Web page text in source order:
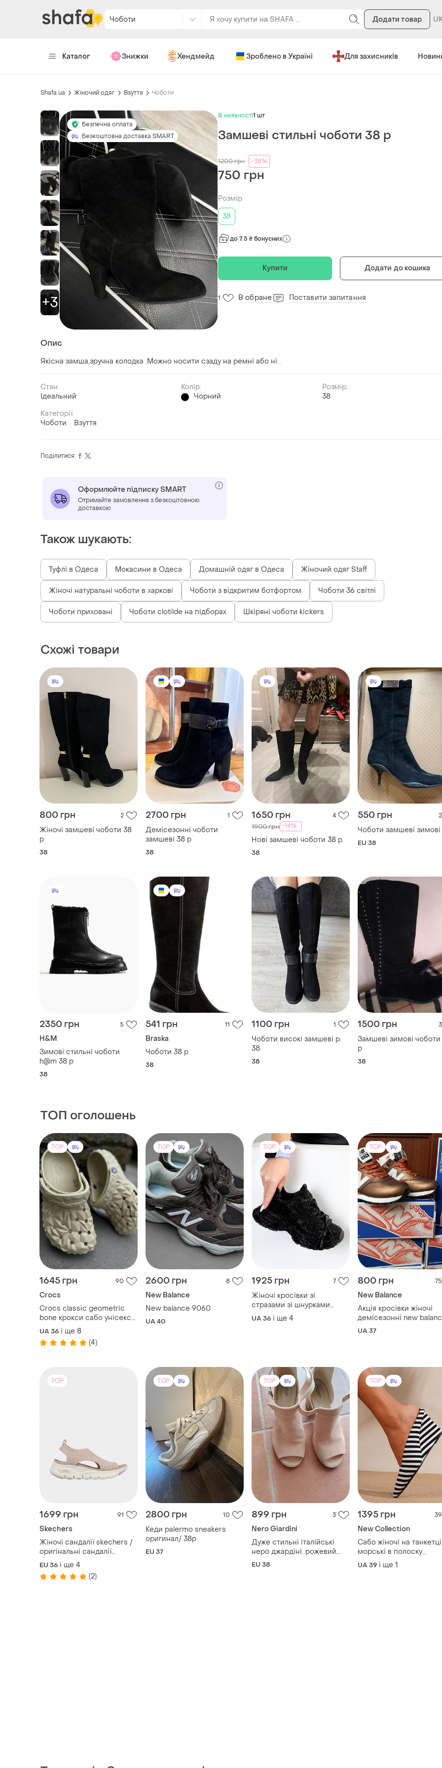
Чоботи Додати товар
Каталог Знижки Хендмейд Зроблено в Україні Для захисників
Shafa.ua Жіночий одяг Взуття Чоботи
+3
Безпечна оплата
Безкоштовна доставка SMART
В наявності1 шт
Замшеві стильні чоботи 38 р
1200грн -38%
750 грн
Розмір
38
до 7.5 ₴ бонусних
Купити Додати до кошика
1 В обране Поставити запитання
Опис
Якісна замша,зручна колодка .Можно носити сзаду на ремні або ні .
Стан:
Ідеальний
Колір:
Чорний
Розмір:
38
Категорії:
Чоботи
Взуття
Поділитися:
Оформлюйте підписку SMART
Отримайте замовлення з безкоштовною
доставкою
Також шукають:
Туфлі в Одеса Мокасини в Одеса Домашній одяг в Одеса Жіночий одяг Staff
Жіночі натуральні чоботи в харкові Чоботи з відкритим ботфортом Чоботи 36 світлі
Чоботи приховані Чоботи clotilde на підборах Шкіряні чоботи kickers
Схожі товари
800 грн 2
Жіночі замшеві чоботи 38
р
38
2700 грн 1
Демісезонні чоботи
замшеві 38 р
38
1650 грн 4
1900 грн -14%
Нові замшеві чоботи 38 р.
38
550 грн 2
Чоботи замшеві
EU 38
2350 грн 5
H&M
Зимові стильні чоботи
h@m 38 р
38
541 грн 11
Braska
Чоботи 38 р
38
1100 грн 1
Чоботи високі замшеві р.
38
38
1500 грн 3
Замшеві зимові
р
38
ТОП оголошень
TOP
1645 грн 90
Crocs
Crocs classic geometric
bone крокси сабо унісекс
crocs classic geometric
UA 36 і ще 8
(4)
TOP
2600 грн 8
New Balance
New balance 9060
UA 40
TOP
1925 грн 7
Жіночі кросівки зі
стразами зі шнурками
зверху чорні
UA 36 і ще 4
TOP
800 грн 75
New Balance
Акція кросівки жіночі
демісезонні new
574
UA 37
TOP
1699 грн 91
Skechers
Жіночі сандалії skechers /
оригінальні сандалії
рожевого кольору
EU 36 і ще 4
(2)
TOP
2800 грн 10
Кеди palermo sneakers
оригинал/ 38р
EU 37
TOP
899 грн 3
Nero Giardini
Дуже стильні італійські
неро джардіні. рожевий
повернувся в моду!
EU 38
TOP
1395 грн 39
New Collection
Сабо жіночі на танкетці
морські в полоску
гостроносі мюлі
UA 39 і ще 1